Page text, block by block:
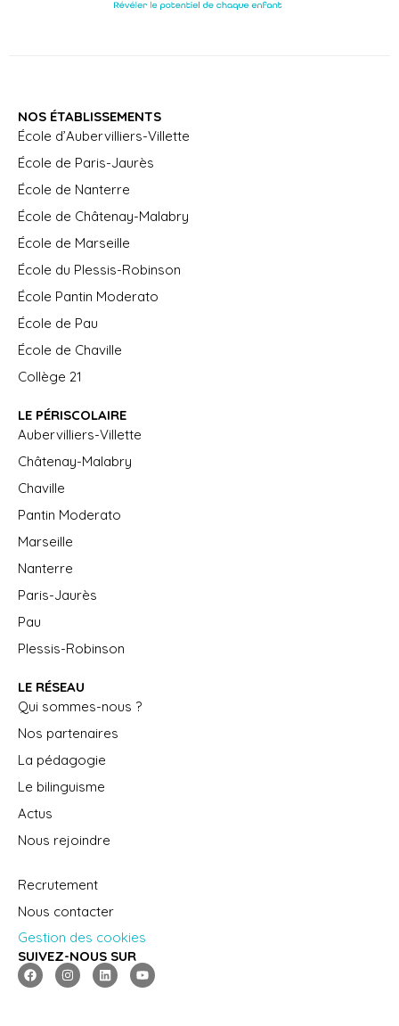
NOS ÉTABLISSEMENTS
École d’Aubervilliers-Villette
École de Paris-Jaurès
École de Nanterre
École de Châtenay-Malabry
École de Marseille
École du Plessis-Robinson
École Pantin Moderato
École de Pau
École de Chaville
Collège 21
LE PÉRISCOLAIRE
Aubervilliers-Villette
Châtenay-Malabry
Chaville
Pantin Moderato
Marseille
Nanterre
Paris-Jaurès
Pau
Plessis-Robinson
LE RÉSEAU
Qui sommes-nous ?
Nos partenaires
La pédagogie
Le bilinguisme
Actus
Nous rejoindre
Recrutement
Nous contacter
Gestion des cookies
SUIVEZ-NOUS SUR